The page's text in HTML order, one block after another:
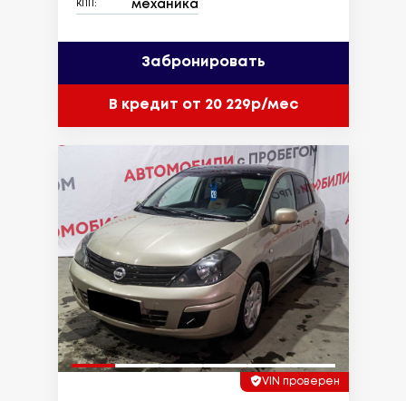
КПП: механика
Забронировать
В кредит от 20 229р/мес
VIN проверен